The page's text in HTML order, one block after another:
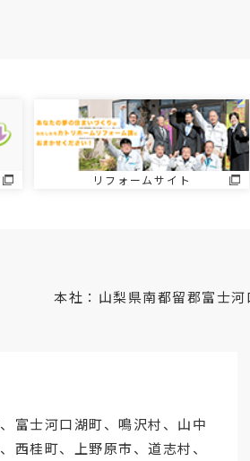
リフォームサイト
本社：山梨県南都留郡富士
、 富士河口湖町、鳴沢村、山中
、西桂町、上野原市、道志村、